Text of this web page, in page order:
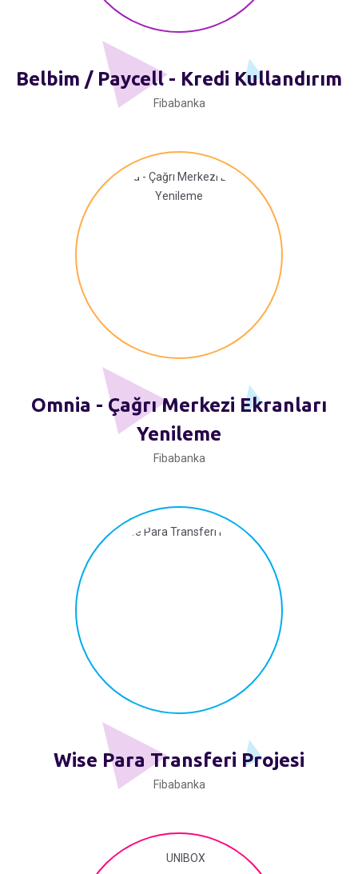
Belbim / Paycell - Kredi Kullandırım
Fibabanka
Omnia - Çağrı Merkezi Ekranları
Yenileme
Fibabanka
Wise Para Transferi Projesi
Fibabanka